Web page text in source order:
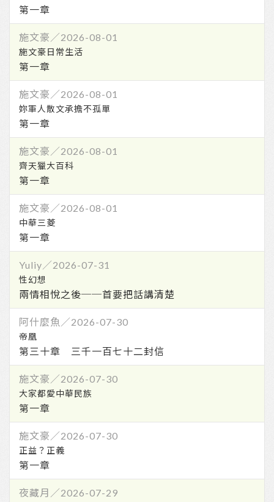
第一章
第一章
第一章
第一章
第一章
兩情相悅之後──首要把話講清楚
第三十章 三千一百七十二封信
第一章
第一章